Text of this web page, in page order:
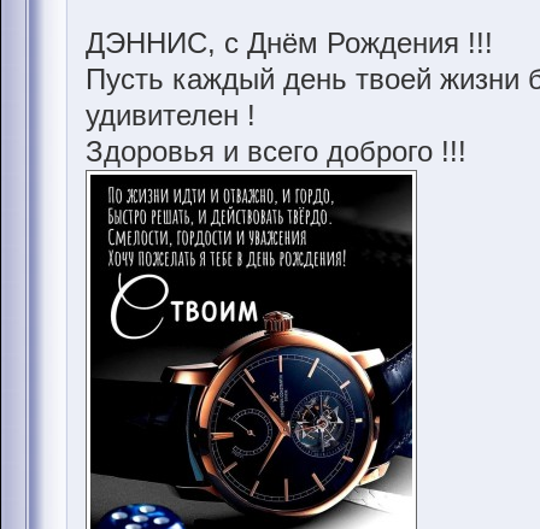
ДЭННИС, с Днём Рождения !!!
Пусть каждый день твоей жизни
удивителен !
Здоровья и всего доброго !!!